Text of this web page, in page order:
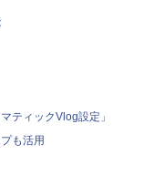
ティックVlog設定」
も活用